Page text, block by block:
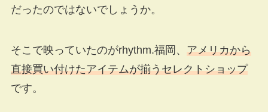
だったのではないでしょうか。
そこで映っていたのがrhythm.福岡、 アメリカから
直接買い付けたアイテムが揃うセレクトショップ
です。